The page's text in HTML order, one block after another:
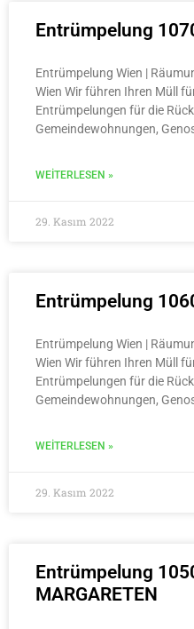
Entrümpelung
Entrümpelung Wien |
Wien Wir führen Ihren Müll
Entrümpelungen für die
Gemeindewohnungen,
WEITERLESEN »
29. Kasım 2022
Entrümpelung
Entrümpelung Wien |
Wien Wir führen Ihren Müll
Entrümpelungen für die
Gemeindewohnungen,
WEITERLESEN »
29. Kasım 2022
Entrümpelung
MARGARETEN